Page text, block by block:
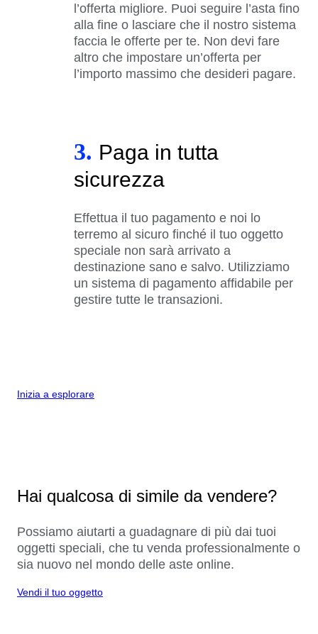
l’offerta migliore. Puoi seguire l’asta fino
alla fine o lasciare che il nostro sistema
faccia le offerte per te. Non devi fare
altro che impostare un’offerta per
l’importo massimo che desideri pagare.
3. Paga in tutta
sicurezza
Effettua il tuo pagamento e noi lo
terremo al sicuro finché il tuo oggetto
speciale non sarà arrivato a
destinazione sano e salvo. Utilizziamo
un sistema di pagamento affidabile per
gestire tutte le transazioni.
Inizia a esplorare
Hai qualcosa di simile da vendere?
Possiamo aiutarti a guadagnare di più dai tuoi
oggetti speciali, che tu venda professionalmente o
sia nuovo nel mondo delle aste online.
Vendi il tuo oggetto